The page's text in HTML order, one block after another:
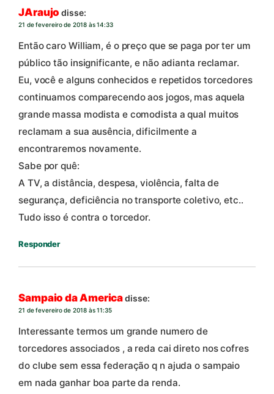
JAraujo disse:
21 de fevereiro de 2018 às 14:33
Então caro William, é o preço que se paga por ter um
público tão insignificante, e não adianta reclamar.
Eu, você e alguns conhecidos e repetidos torcedores
continuamos comparecendo aos jogos, mas aquela
grande massa modista e comodista a qual muitos
reclamam a sua ausência, dificilmente a
encontraremos novamente.
Sabe por quê:
A TV, a distância, despesa, violência, falta de
segurança, deficiência no transporte coletivo, etc..
Tudo isso é contra o torcedor.
Responder
Sampaio da Americadisse:
21 de fevereiro de 2018 às 11:35
Interessante termos um grande numero de
torcedores associados , a reda cai direto nos cofres
do clube sem essa federação q n ajuda o sampaio
em nada ganhar boa parte da renda.